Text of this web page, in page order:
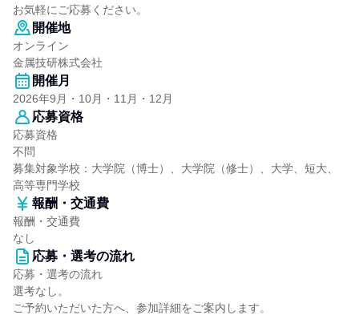
お気軽にご応募ください。
開催地
オンライン
金属技研株式会社
開催月
2026年9月・10月・11月・12月
応募資格
応募資格
不問
募集対象学校：大学院（博士）、大学院（修士）、大学、短大、
高等専門学校
報酬・交通費
報酬・交通費
なし
応募・選考の流れ
応募・選考の流れ
選考なし。
ご予約いただいた方へ、参加詳細をご案内します。